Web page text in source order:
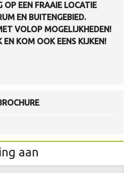
OP EEN FRAAIE LOCATIE
EN BUITENGEBIED.
VOLOP MOGELIJKHEDEN!
EN KOM OOK EENS KIJKEN!
aan